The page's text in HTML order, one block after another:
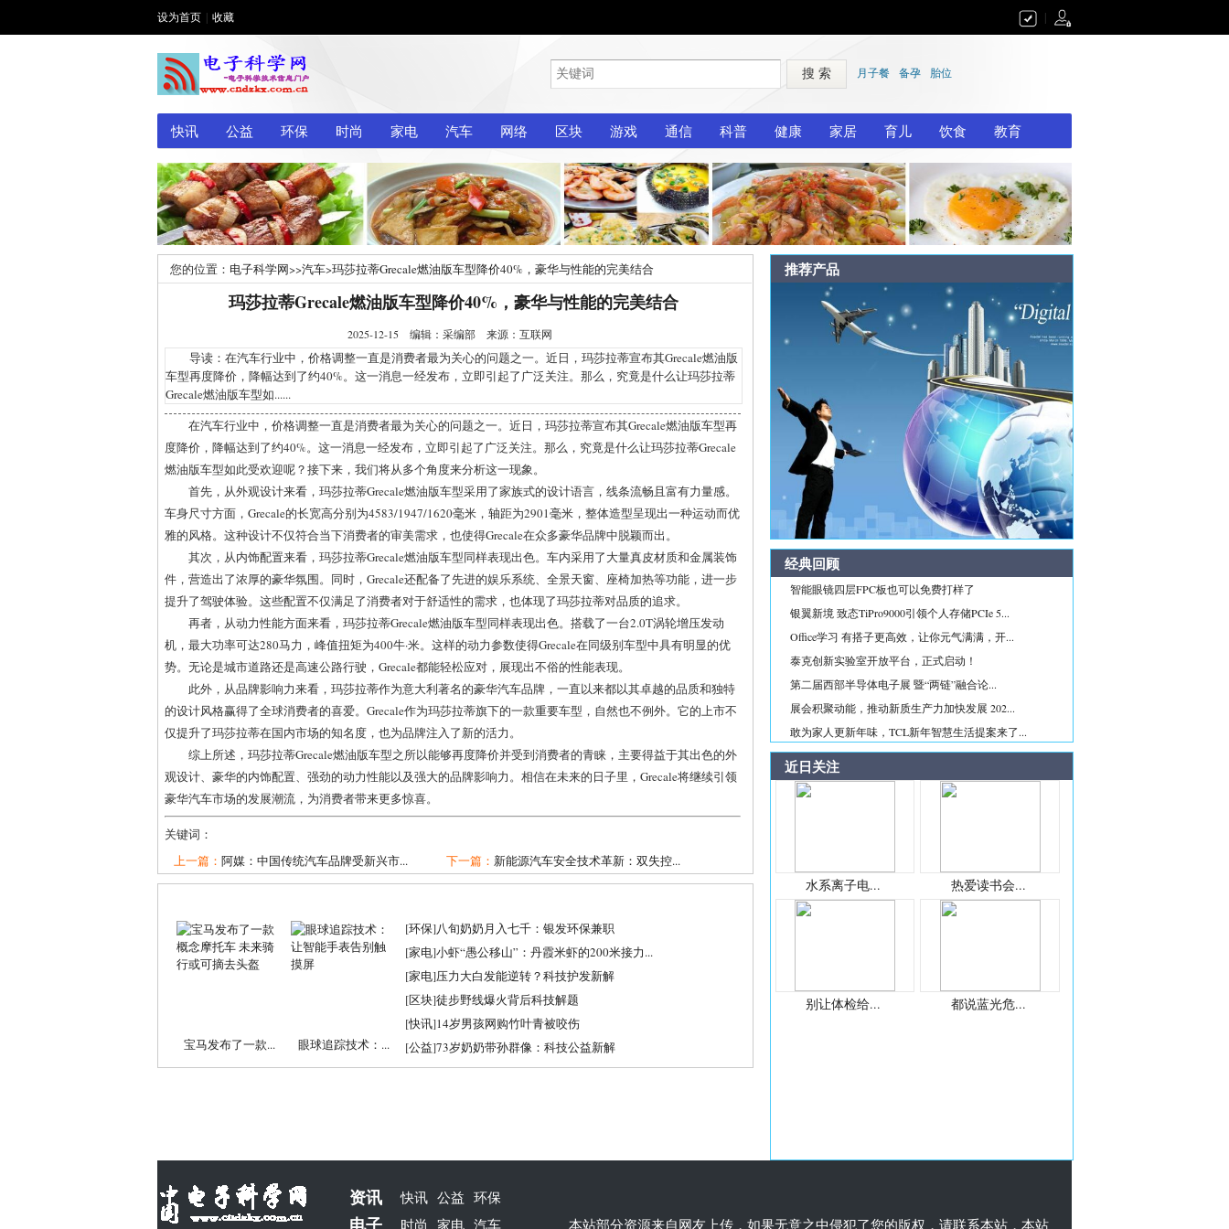
设为首页 收藏
搜 索 月子餐 备孕 胎位
快讯 公益 环保 时尚 家电 汽车 网络 区块 游戏 通信 科普 健康 家居 育儿 饮食 教育
您的位置： 电子科学网>>汽车>玛莎拉蒂Grecale燃油版车型降价40%，豪华与性能的完美结合
玛莎拉蒂Grecale燃油版车型降价40%，豪华与性能的完美结合
2025-12-15 编辑：采编部 来源：互联网
导读：在汽车行业中，价格调整一直是消费者最为关心的问题之一。近日，玛莎拉蒂宣布其Grecale燃油版
车型再度降价，降幅达到了约40%。这一消息一经发布，立即引起了广泛关注。那么，究竟是什么让玛莎拉蒂
Grecale燃油版车型如......
在汽车行业中，价格调整一直是消费者最为关心的问题之一。近日，玛莎拉蒂宣布其Grecale燃油版车型再
度降价，降幅达到了约40%。这一消息一经发布，立即引起了广泛关注。那么，究竟是什么让玛莎拉蒂Grecale
燃油版车型如此受欢迎呢？接下来，我们将从多个角度来分析这一现象。
首先，从外观设计来看，玛莎拉蒂Grecale燃油版车型采用了家族式的设计语言，线条流畅且富有力量感。
车身尺寸方面，Grecale的长宽高分别为4583/1947/1620毫米，轴距为2901毫米，整体造型呈现出一种运动而优
雅的风格。这种设计不仅符合当下消费者的审美需求，也使得Grecale在众多豪华品牌中脱颖而出。
其次，从内饰配置来看，玛莎拉蒂Grecale燃油版车型同样表现出色。车内采用了大量真皮材质和金属装饰
件，营造出了浓厚的豪华氛围。同时，Grecale还配备了先进的娱乐系统、全景天窗、座椅加热等功能，进一步
提升了驾驶体验。这些配置不仅满足了消费者对于舒适性的需求，也体现了玛莎拉蒂对品质的追求。
再者，从动力性能方面来看，玛莎拉蒂Grecale燃油版车型同样表现出色。搭载了一台2.0T涡轮增压发动
机，最大功率可达280马力，峰值扭矩为400牛·米。这样的动力参数使得Grecale在同级别车型中具有明显的优
势。无论是城市道路还是高速公路行驶，Grecale都能轻松应对，展现出不俗的性能表现。
此外，从品牌影响力来看，玛莎拉蒂作为意大利著名的豪华汽车品牌，一直以来都以其卓越的品质和独特
的设计风格赢得了全球消费者的喜爱。Grecale作为玛莎拉蒂旗下的一款重要车型，自然也不例外。它的上市不
仅提升了玛莎拉蒂在国内市场的知名度，也为品牌注入了新的活力。
综上所述，玛莎拉蒂Grecale燃油版车型之所以能够再度降价并受到消费者的青睐，主要得益于其出色的外
观设计、豪华的内饰配置、强劲的动力性能以及强大的品牌影响力。相信在未来的日子里，Grecale将继续引领
豪华汽车市场的发展潮流，为消费者带来更多惊喜。
关键词：
上一篇： 阿媒：中国传统汽车品牌受新兴市... 下一篇： 新能源汽车安全技术革新：双失控...
宝马发布了一款... 眼球追踪技术：...
[环保]八旬奶奶月入七千：银发环保兼职
[家电]小虾“愚公移山”：丹霞米虾的200米接力...
[家电]压力大白发能逆转？科技护发新解
[区块]徒步野线爆火背后科技解题
[快讯]14岁男孩网购竹叶青被咬伤
[公益]73岁奶奶带孙群像：科技公益新解
推荐产品
经典回顾
智能眼镜四层FPC板也可以免费打样了
银翼新境 致态TiPro9000引领个人存储PCIe 5...
Office学习 有搭子更高效，让你元气满满，开...
泰克创新实验室开放平台，正式启动！
第二届西部半导体电子展 暨“两链”融合论...
展会积聚动能，推动新质生产力加快发展 202...
敢为家人更新年味，TCL新年智慧生活提案来了...
近日关注
水系离子电... 热爱读书会...
别让体检给... 都说蓝光危...
资讯 快讯 公益 环保
时尚 家电 汽车 本站部分资源来自网友上传，如果无意之中侵犯了您的版权，请联系本站，本站